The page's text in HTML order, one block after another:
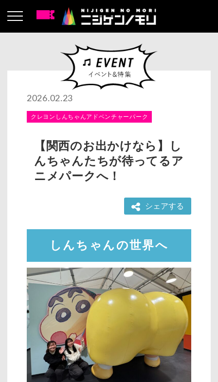
2026.02.23
クレヨンしんちゃんアドベンチャーパーク
【関西のお出かけなら】し
んちゃんたちが待ってるア
ニメパークへ！
シェアする
しんちゃんの世界へ